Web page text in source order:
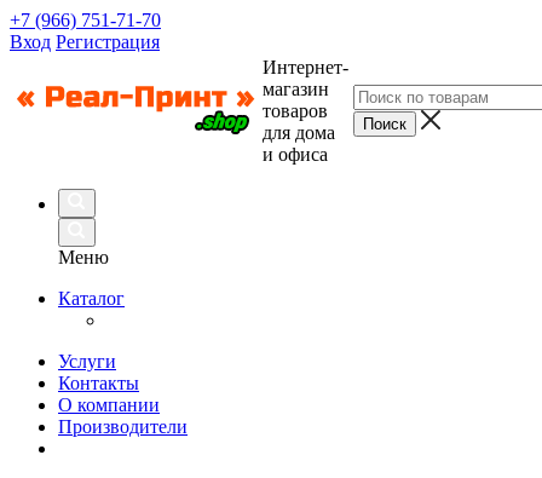
+7 (966) 751-71-70
Вход Регистрация
Интернет-
магазин
товаров
для дома
и офиса
Меню
Каталог
Услуги
Контакты
О компании
Производители